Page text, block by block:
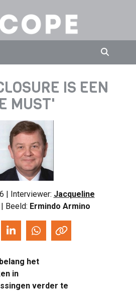
IS EEN
MUST'
| Interviewer: Jacqueline
| Beeld: Ermindo Armino
het
in
verder te